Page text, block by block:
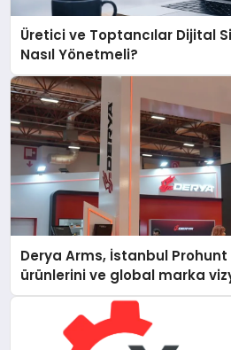
Üretici ve Toptancılar Dijital
Nasıl Yönetmeli?
Derya Arms, İstanbul Prohunt
ürünlerini ve global marka